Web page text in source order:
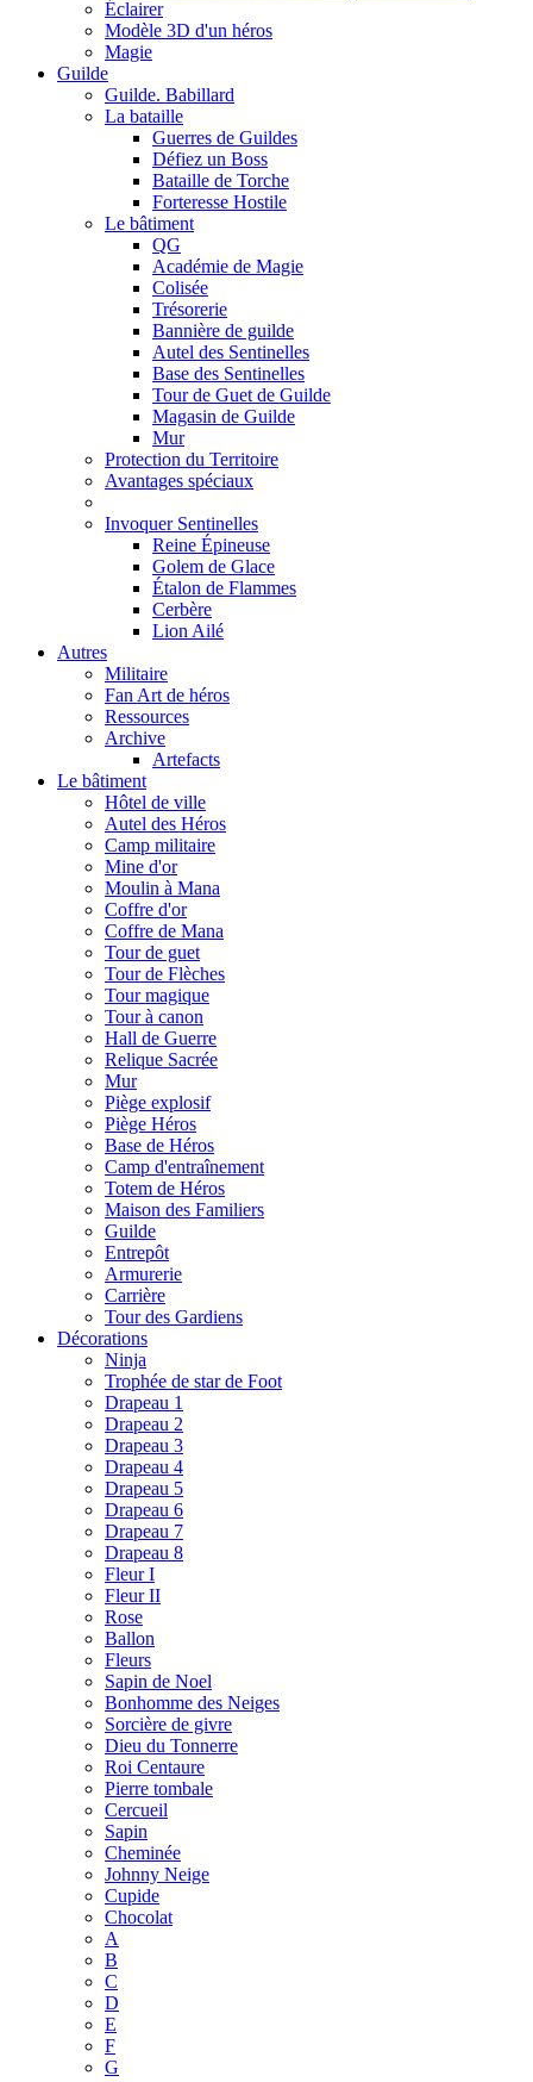
Éclairer
Modèle 3D d'un héros
Magie
Guilde
Guilde. Babillard
La bataille
Guerres de Guildes
Défiez un Boss
Bataille de Torche
Forteresse Hostile
Le bâtiment
QG
Académie de Magie
Colisée
Trésorerie
Bannière de guilde
Autel des Sentinelles
Base des Sentinelles
Tour de Guet de Guilde
Magasin de Guilde
Mur
Protection du Territoire
Avantages spéciaux
Invoquer Sentinelles
Reine Épineuse
Golem de Glace
Étalon de Flammes
Cerbère
Lion Ailé
Autres
Militaire
Fan Art de héros
Ressources
Archive
Artefacts
Le bâtiment
Hôtel de ville
Autel des Héros
Camp militaire
Mine d'or
Moulin à Mana
Coffre d'or
Coffre de Mana
Tour de guet
Tour de Flèches
Tour magique
Tour à canon
Hall de Guerre
Relique Sacrée
Mur
Piège explosif
Piège Héros
Base de Héros
Camp d'entraînement
Totem de Héros
Maison des Familiers
Guilde
Entrepôt
Armurerie
Carrière
Tour des Gardiens
Décorations
Ninja
Trophée de star de Foot
Drapeau 1
Drapeau 2
Drapeau 3
Drapeau 4
Drapeau 5
Drapeau 6
Drapeau 7
Drapeau 8
Fleur I
Fleur II
Rose
Ballon
Fleurs
Sapin de Noel
Bonhomme des Neiges
Sorcière de givre
Dieu du Tonnerre
Roi Centaure
Pierre tombale
Cercueil
Sapin
Cheminée
Johnny Neige
Cupide
Chocolat
A
B
C
D
E
F
G